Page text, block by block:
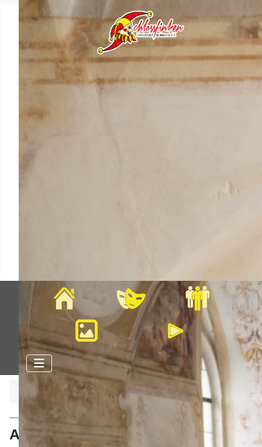
VeranstaltungenMitglieder
Bilder Videos
Aktuelle Seite:Startseite Faschingszeitung
Aktuelle Faschingszeitung